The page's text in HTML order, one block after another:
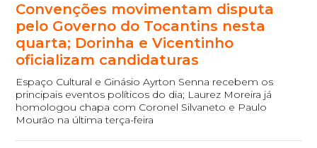
Convenções movimentam disputa
pelo Governo do Tocantins nesta
quarta; Dorinha e Vicentinho
oficializam candidaturas
Espaço Cultural e Ginásio Ayrton Senna recebem os
principais eventos políticos do dia; Laurez Moreira já
homologou chapa com Coronel Silvaneto e Paulo
Mourão na última terça-feira